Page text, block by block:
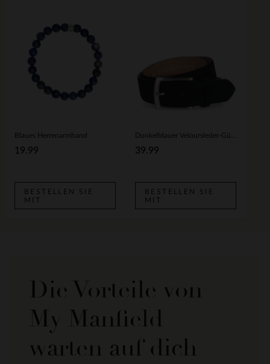
Blaues Herrenarmband
19.99
BESTELLEN SIE
MIT
39.99
BESTELLEN SIE
MIT
Die Vorteile von
My Manfield
warten auf dich